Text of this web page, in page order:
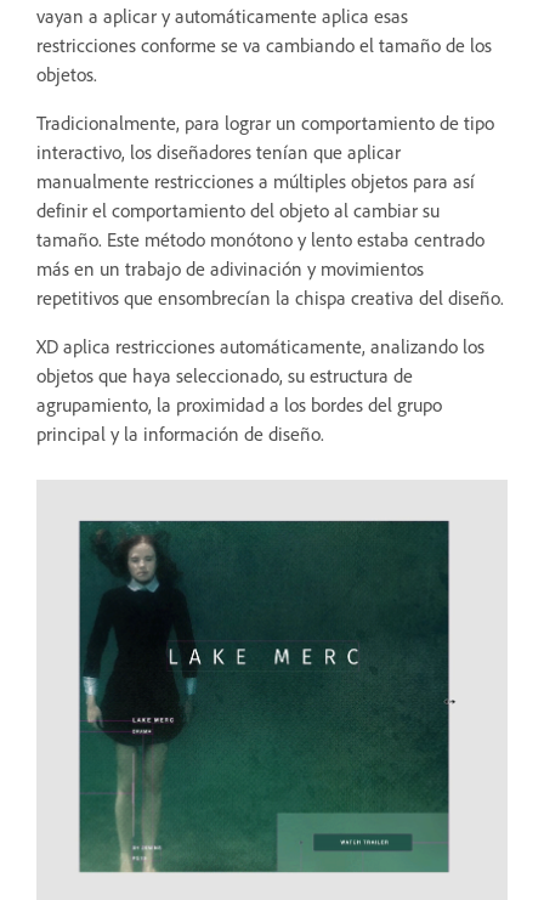
vayan a aplicar y automáticamente aplica esas
restricciones conforme se va cambiando el tamaño de los
objetos.
Tradicionalmente, para lograr un comportamiento de tipo
interactivo, los diseñadores tenían que aplicar
manualmente restricciones a múltiples objetos para así
definir el comportamiento del objeto al cambiar su
tamaño. Este método monótono y lento estaba centrado
más en un trabajo de adivinación y movimientos
repetitivos que ensombrecían la chispa creativa del diseño.
XD aplica restricciones automáticamente, analizando los
objetos que haya seleccionado, su estructura de
agrupamiento, la proximidad a los bordes del grupo
principal y la información de diseño.